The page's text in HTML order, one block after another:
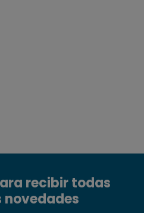
recibir todas
novedades